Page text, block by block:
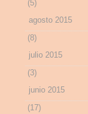
(5)
agosto 2015
(8)
julio 2015
(3)
junio 2015
(17)